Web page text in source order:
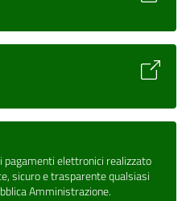
pagamenti elettronici realizzato
sicuro e trasparente qualsiasi
Amministrazione.